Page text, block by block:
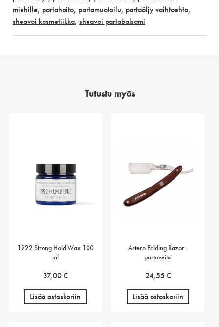
miehille, partahoito, partamuotoilu, partaöljy vaihtoehto,
sheavoi kosmetiikka, sheavoi partabalsami
Tutustu myös
1922 Strong Hold Wax 100
ml
37,00€
Lisää ostoskoriin
Artero Folding Razor -
partaveitsi
24,55 €
Lisää ostoskoriin